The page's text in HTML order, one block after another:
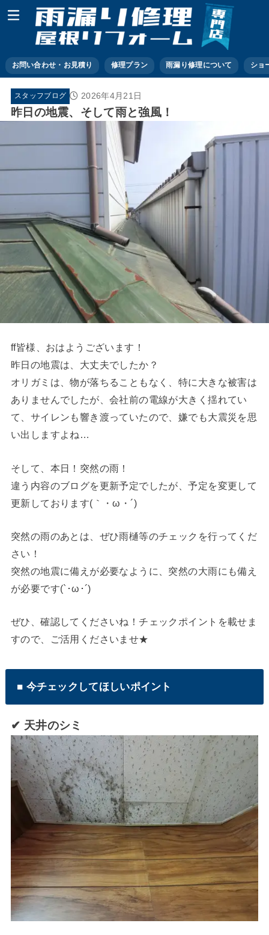
お問い合わせ・お見積り 修理プラン 雨漏り修理について ショ
スタッフブログ 2026年4月21日
昨日の地震、そして雨と強風！
ff皆様、おはようございます！
昨日の地震は、大丈夫でしたか？
オリガミは、物が落ちることもなく、特に大きな被害は
ありませんでしたが、会社前の電線が大きく揺れてい
て、サイレンも響き渡っていたので、嫌でも大震災を思
い出しますよね…
そして、本日！突然の雨！
違う内容のブログを更新予定でしたが、予定を変更して
更新しております(｀・ω・´)ゞ
突然の雨のあとは、ぜひ雨樋等のチェックを行ってくだ
さい！
突然の地震に備えが必要なように、突然の大雨にも備え
が必要です(`･ω･´)
ぜひ、確認してくださいね！チェックポイントを載せま
すので、ご活用くださいませ★
■ 今チェックしてほしいポイント
✔ 天井のシミ